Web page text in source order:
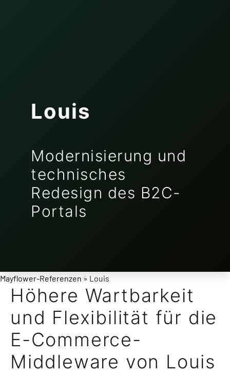
Louis
Modernisierung und
technisches
Redesign des B2C-
Portals
Mayflower-Referenzen » Louis
Höhere Wartbarkeit
und Flexibilität für die
E-Commerce-
Middleware von Louis